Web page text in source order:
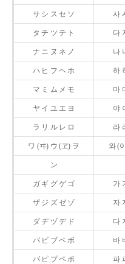
サ シ ス セ ソ 사
タ チ ツ テ ト 다
ナ ニ ヌ ネ ノ 나
ハ ヒ フ ヘ ホ 하
マ ミ ム メ モ 마
ヤ イ ユ エ ヨ 야
ラ リ ル レ ロ 라
ワ (ヰ) ウ (ヱ) ヲ 와 (
ン
ガ ギ グ ゲ ゴ 가
ザ ジ ズ ゼ ゾ 자
ダ ヂ ヅ デ ド 다
バ ビ ブ ベ ボ 바
パ ピ プ ペ ポ 파